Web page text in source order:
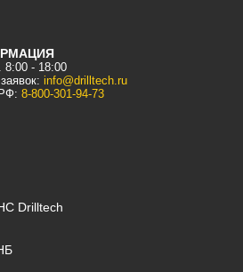
8:00 - 18:00
info@drilltech.ru
8-800-301-94-73
Drilltech